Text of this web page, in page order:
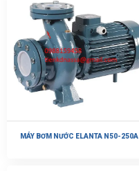
MÁY BƠM NƯỚC ELANTA N50-250A